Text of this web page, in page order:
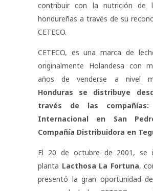
contribuir con la nutrición de
hondureñas a través de su
CETECO.
CETECO, es una marca de
originalmente Holandesa con
años de venderse a nivel
Honduras se distribuye
través de las compañías:
Internacional en San
Compañía Distribuidora en
El 20 de octubre de 2001, se
planta Lacthosa La Fortuna,
presentó la gran oportunidad